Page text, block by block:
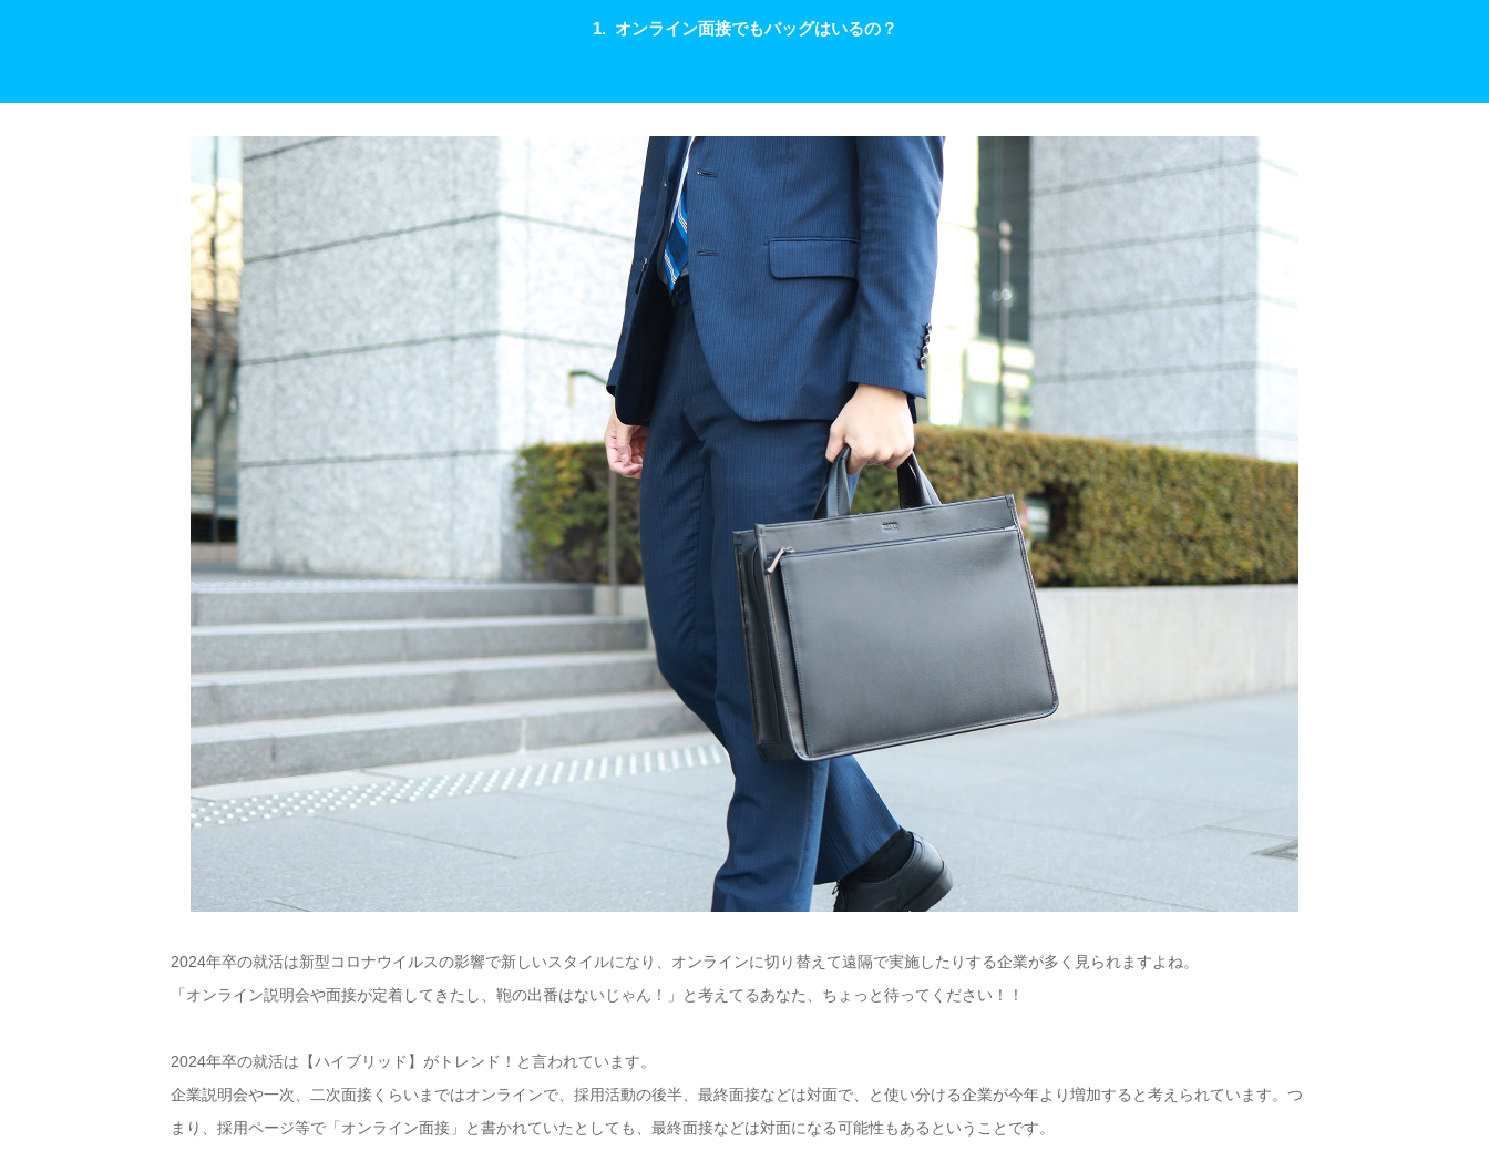
1. オンライン面接でもバッグはいるの？
2024年卒の就活は新型コロナウイルスの影響で新しいスタイルになり、オンラインに切り替えて遠隔で実施したりする企業が多く見られますよね。
「オンライン説明会や面接が定着してきたし、鞄の出番はないじゃん！」と考えてるあなた、ちょっと待ってください！！
2024年卒の就活は【ハイブリッド】がトレンド！と言われています。
企業説明会や一次、二次面接くらいまではオンラインで、採用活動の後半、最終面接などは対面で、と使い分ける企業が今年より増加すると考えられています。つ
まり、採用ページ等で「オンライン面接」と書かれていたとしても、最終面接などは対面になる可能性もあるということです。